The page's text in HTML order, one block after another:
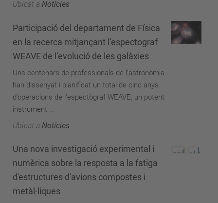
Ubicat a Notícies
Participació del departament de Física
en la recerca mitjançant l’espectograf
WEAVE de l’evolució de les galàxies
Uns centenars de professionals de l’astronomia
han dissenyat i planificat un total de cinc anys
d’operacions de l'espectògraf WEAVE, un potent
instrument ...
Ubicat a Notícies
Una nova investigació experimental i
numèrica sobre la resposta a la fatiga
d'estructures d'avions compostes i
metàl·liques